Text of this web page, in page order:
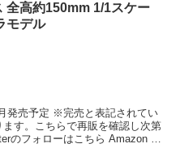
全高約150mm 1/1スケー
モデル
発売予定 ※完売と表記されてい
す。こちらで再販を確認し次第
のフォローはこちら Amazon 完